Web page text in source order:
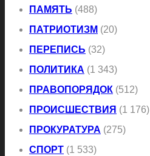
ПАМЯТЬ (488)
ПАТРИОТИЗМ (20)
ПЕРЕПИСЬ (32)
ПОЛИТИКА (1 343)
ПРАВОПОРЯДОК (512)
ПРОИСШЕСТВИЯ (1 176)
ПРОКУРАТУРА (275)
СПОРТ (1 533)